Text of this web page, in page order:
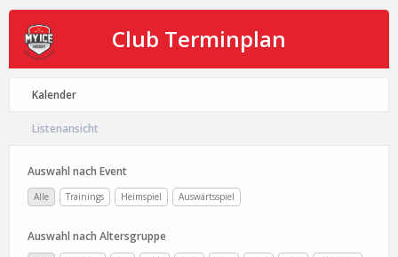
Club Terminplan
Kalender
Listenansicht
Auswahl nach Event
Alle Trainings Heimspiel Auswärtsspiel
Auswahl nach Altersgruppe